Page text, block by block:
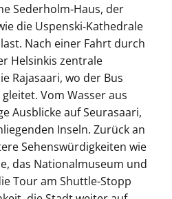
Sederholm‑Haus, der
die Uspenski‑Kathedrale
Nach einer Fahrt durch
Helsinkis zentrale
Rajasaari, wo der Bus
Vom Wasser aus
Ausblicke auf Seurasaari,
Inseln. Zurück an
Sehenswürdigkeiten wie
das Nationalmuseum und
Tour am Shuttle-Stopp